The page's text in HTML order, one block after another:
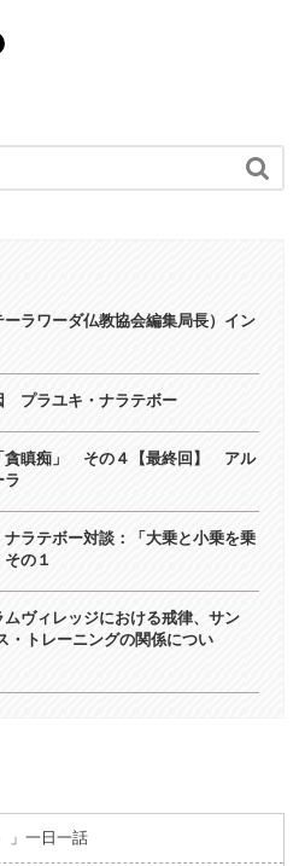

ラワーダ仏教協会編集局長）イン
プラユキ・ナラテボー
貪瞋痴」 その４【最終回】 アル
ラ
ラテボー対談：「大乗と小乗を乗
の１
ムヴィレッジにおける戒律、サン
・トレーニングの関係につい
」一日一話